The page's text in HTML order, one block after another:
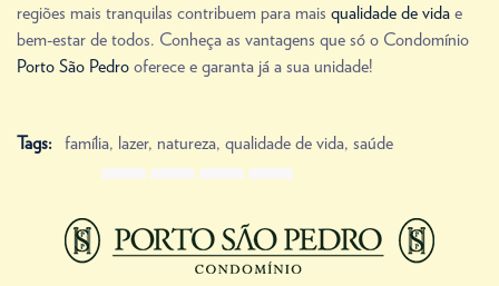
regiões mais tranquilas contribuem para mais qualidade de vida e
bem-estar de todos. Conheça as vantagens que só o Condomínio
Porto São Pedro oferece e garanta já a sua unidade!
Tags: família, lazer, natureza, qualidade de vida, saúde